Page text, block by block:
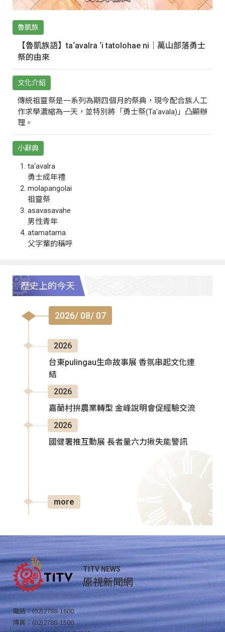
魯凱族
【魯凱族語】ta‘avalra ‘i tatolohae ni｜萬山部落勇士
祭的由來
文化介紹
傳統祖靈祭是一系列為期四個月的祭典，現今配合族人工
作求學濃縮為一天，並特別將「勇士祭(Ta‘avala)」凸顯辦
理。
小辭典
ta‘avalra
勇士成年禮
molapangolai
祖靈祭
asavasavahe
男性青年
atamatama
父字輩的稱呼
歷史上的今天
2026/ 08/ 07
2026
台東pulingau生命故事展 香氛串起文化連
結
2026
嘉蘭村拚農業轉型 金峰說明會促經驗交流
2026
國健署推互動展 長者量六力揪失能警訊
more
TITV NEWS
原視新聞網
電話：(02)2788-1600
傳真：(02)2788-1500